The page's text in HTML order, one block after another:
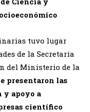
tuvo lugar
de la Secretaría
del Ministerio de la
presentaron las
y apoyo a
científico